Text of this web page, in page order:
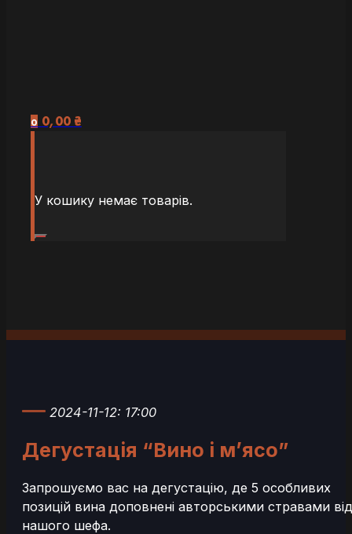
0 0,00 ₴
У кошику немає товарів.
2024-11-12: 17:00
Дегустація “Вино і м’ясо”
Запрошуємо вас на дегустацію, де 5 особливих
позицій вина доповнені авторськими стравами від
нашого шефа.